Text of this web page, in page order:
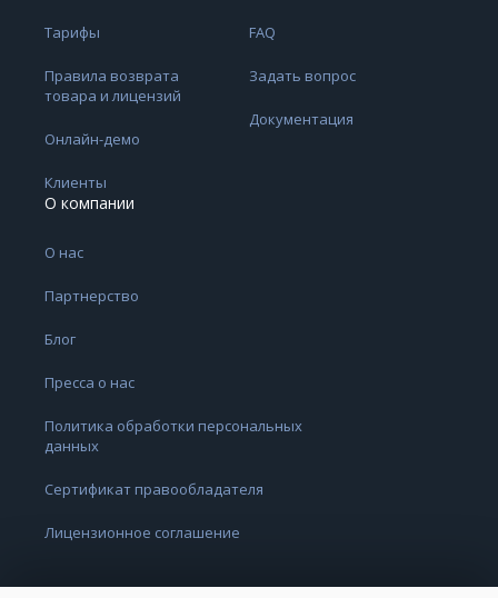
Тарифы
Правила возврата
товара и лицензий
Онлайн-демо
Клиенты
FAQ
Задать вопрос
Документация
О компании
О нас
Партнерство
Блог
Пресса о нас
Политика обработки персональных
данных
Сертификат правообладателя
Лицензионное соглашение